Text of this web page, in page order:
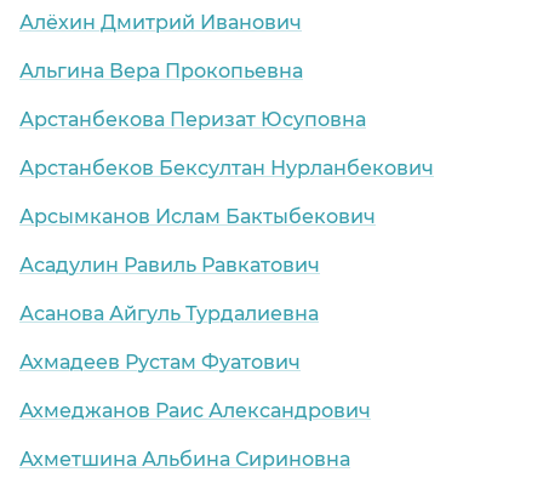
Алёхин Дмитрий Иванович
Альгина Вера Прокопьевна
Арстанбекова Перизат Юсуповна
Арстанбеков Бексултан Нурланбекович
Арсымканов Ислам Бактыбекович
Асадулин Равиль Равкатович
Асанова Айгуль Турдалиевна
Ахмадеев Рустам Фуатович
Ахмеджанов Раис Александрович
Ахметшина Альбина Сириновна